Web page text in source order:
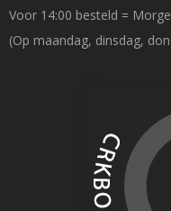
Voor 14:00 besteld =
(Op maandag, dinsdag,